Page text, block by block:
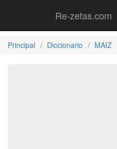
Re-zetas.com
Principal Diccionario MAIZ